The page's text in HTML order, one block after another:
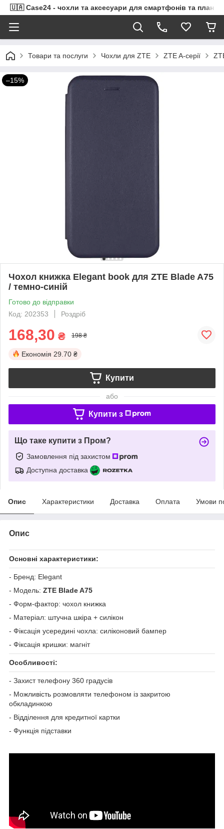
🇺🇦 Case24 - чохли та аксесуари для смартфонів та
Товари та послуги Чохли для ZTE ZTE A-серії
–15%
Чохол книжка Elegant book для ZTE Blade A75
/ темно-синій
Готово до відправки
Код: 202353
Роздріб
168,30 ₴ 198 ₴
Економія 29.70 ₴
Купити
або
Купити з
Що таке купити з Пром?
Замовлення під захистом
Доступна доставка
Опис Характеристики Доставка Оплата Умови
Опис
Основні характеристики:
- Бренд: Elegant
- Модель: ZTE Blade A75
- Форм-фактор: чохол книжка
- Матеріал: штучна шкіра + силікон
- Фіксація усередині чохла: силіконовий бампер
- Фіксація кришки: магніт
Особливості:
- Захист телефону 360 градусів
- Можливість розмовляти телефоном із закритою
обкладинкою
- Відділення для кредитної картки
- Функція підставки